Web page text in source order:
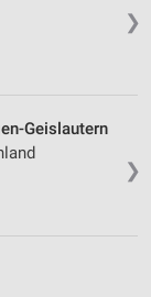
❯
❯
Geislautern